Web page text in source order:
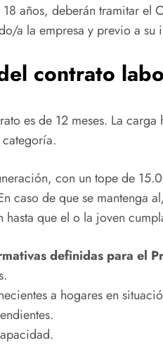
18 años, deberán tramitar
a la empresa y previo a su
contrato
es de 12 meses. La
con un tope de
caso de que se mantenga
que el o la joven
definidas para el
a hogares en